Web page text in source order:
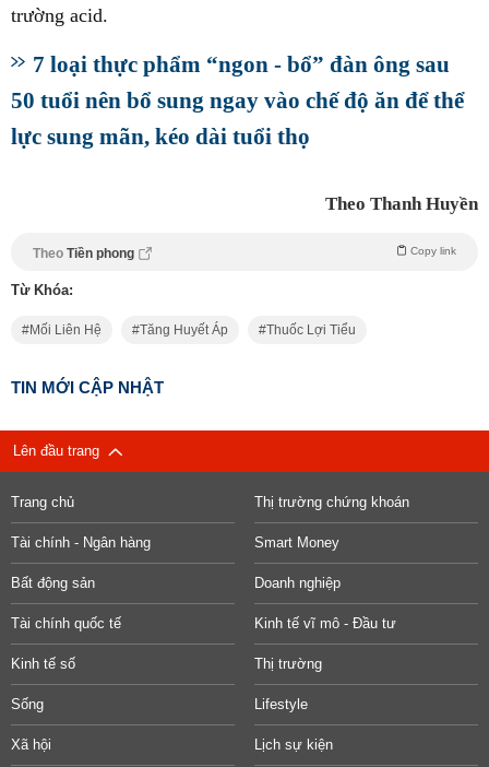
trường acid.
7 loại thực phẩm “ngon - bổ” đàn ông sau
50 tuổi nên bổ sung ngay vào chế độ ăn để thể
lực sung mãn, kéo dài tuổi thọ
Theo Thanh Huyền
Theo Tiền phong Copy link
Từ Khóa:
Mối Liên Hệ Tăng Huyết Áp Thuốc Lợi Tiểu
TIN MỚI CẬP NHẬT
Lên đầu trang
Trang chủ Thị trường chứng khoán
Tài chính - Ngân hàng Smart Money
Bất động sản Doanh nghiệp
Tài chính quốc tế Kinh tế vĩ mô - Đầu tư
Kinh tế số Thị trường
Sống Lifestyle
Xã hội Lịch sự kiện